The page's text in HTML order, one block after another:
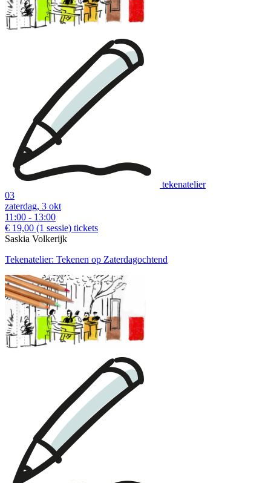
tekenatelier
03
zaterdag, 3 okt
11:00 - 13:00
€ 19,00 (1 sessie) tickets
Saskia Volkerijk
Tekenatelier: Tekenen op Zaterdagochtend